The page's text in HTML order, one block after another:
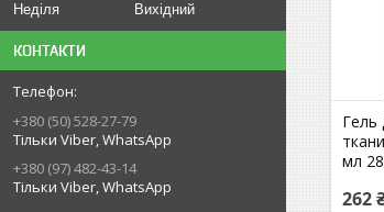
Неділя
Вихідний
КОНТАКТИ
+380 (50) 528-27-79
Тільки Viber, WhatsApp
+380 (97) 482-43-14
Тільки Viber, WhatsApp
Гель
мл
262